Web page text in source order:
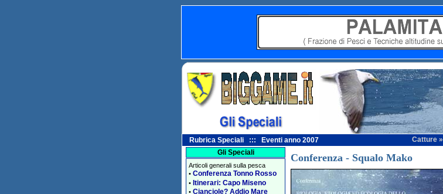
Rubrica Speciali ::: Eventi anno 2007 Catture »
Gli Speciali
Articoli generali sulla pesca
• Conferenza Tonno Rosso
• Itinerari: Capo Miseno
• Cianciole? Addio Mare
Conferenza - Squalo Mako